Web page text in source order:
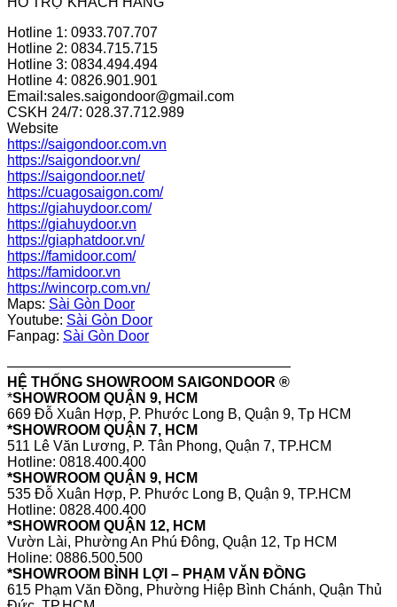
Hotline 1: 0933.707.707
Hotline 2: 0834.715.715
Hotline 3: 0834.494.494
Hotline 4: 0826.901.901
Email:sales.saigondoor@gmail.com
CSKH 24/7: 028.37.712.989
Website
https://saigondoor.com.vn
https://saigondoor.vn/
https://saigondoor.net/
https://cuagosaigon.com/
https://giahuydoor.com/
https://giahuydoor.vn
https://giaphatdoor.vn/
https://famidoor.com/
https://famidoor.vn
https://wincorp.com.vn/
Maps: Sài Gòn Door
Youtube: Sài Gòn Door
Fanpag: Sài Gòn Door
————————————————————
HỆ THỐNG SHOWROOM SAIGONDOOR ®
*SHOWROOM QUẬN 9, HCM
669 Đỗ Xuân Hợp, P. Phước Long B, Quận 9, Tp HCM
*SHOWROOM QUẬN 7, HCM
511 Lê Văn Lương, P. Tân Phong, Quận 7, TP.HCM
Hotline: 0818.400.400
*SHOWROOM QUẬN 9, HCM
535 Đỗ Xuân Hợp, P. Phước Long B, Quận 9, TP.HCM
Hotline: 0828.400.400
*SHOWROOM QUẬN 12, HCM
Vườn Lài, Phường An Phú Đông, Quận 12, Tp HCM
Holine: 0886.500.500
*SHOWROOM BÌNH LỢI – PHẠM VĂN ĐỒNG
615 Phạm Văn Đồng, Phường Hiệp Bình Chánh, Quận Thủ